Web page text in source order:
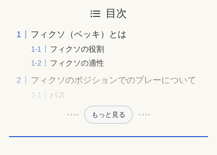
目次
フィクソ（ベッキ）とは
フィクソの役割
フィクソの適性
フィクソのポジションでのプレーについて
パス
もっと見る